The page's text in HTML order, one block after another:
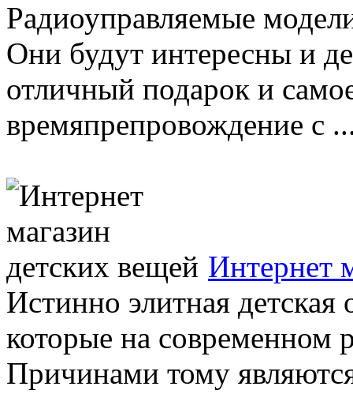
Радиоуправляемые
Они будут интересны и
отличный подарок и
времяпрепровождение с
Интернет
Истинно элитная детская
которые на современном
Причинами тому